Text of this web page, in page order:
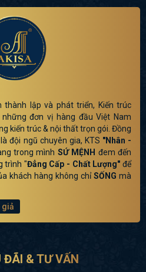
lập và phát triển, Kiến trúc
đơn vị hàng đầu Việt Nam
kiến trúc & nội thất trọn gói. Đồng
đội ngũ chuyên gia, KTS "Nhân -
trong mình SỨ MỆNH đem đến
trình "Đẳng Cấp - Chất Lượng" để
khách hàng không chỉSỐNG mà
giả
ĐÃI & TƯ VẤN